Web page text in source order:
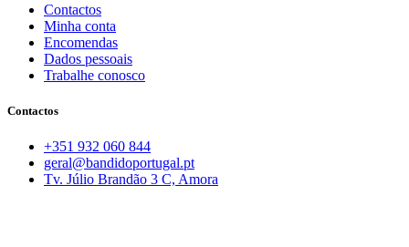
Contactos
Minha conta
Encomendas
Dados pessoais
Trabalhe conosco
Contactos
+351 932 060 844
geral@bandidoportugal.pt
Tv. Júlio Brandão 3 C, Amora